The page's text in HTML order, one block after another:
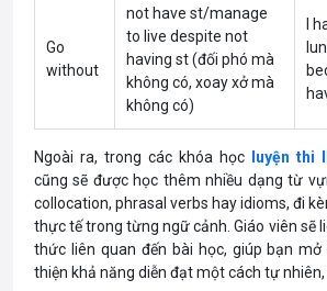
Go
without
not have st/manage
to live despite not
having st (đối phó mà
không có, xoay xở mà
không có)
I
Ngoài ra, trong các khóa học luyện thi
cũng sẽ được học thêm nhiều dạng từ
collocation, phrasal verbs hay idioms, đi
thực tế trong từng ngữ cảnh. Giáo viên sẽ
thức liên quan đến bài học, giúp bạn
thiện khả năng diễn đạt một cách tự nhiên,